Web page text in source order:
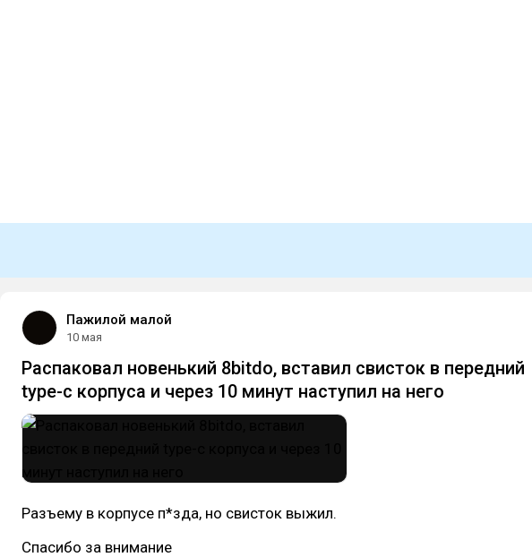
Пажилой малой
10 мая
Распаковал новенький 8bitdo, вставил свисток в передний
type-c корпуса и через 10 минут наступил на него
Разъему в корпусе п*зда, но свисток выжил.
Спасибо за внимание